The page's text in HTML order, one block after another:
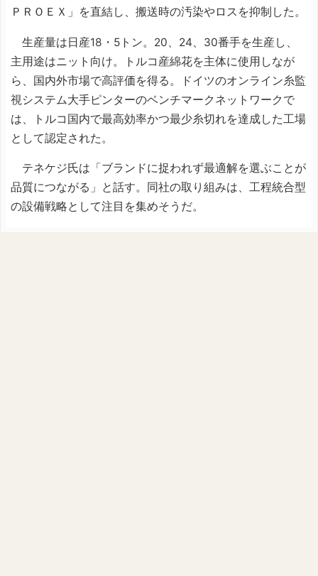
ＰＲＯＥＸ」を直結し、搬送時の汚染やロスを抑制した。
生産量は日産18・5トン。20、24、30番手を生産し、
主用途はニット向け。トルコ産綿花を主体に使用しなが
ら、国内外市場で高評価を得る。ドイツのオンライン糸監
視システム大手ピンターのベンチマークネットワークで
は、トルコ国内で最高効率かつ最少糸切れを達成した工場
として認定された。
テネケジ氏は「ブランドに捉われず最適解を選ぶことが
品質につながる」と話す。同社の取り組みは、工程統合型
の設備戦略として注目を集めそうだ。